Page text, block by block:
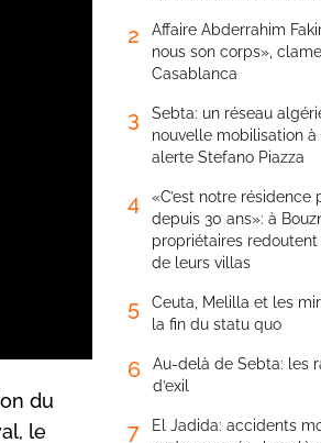
du
le
2
Affaire Abderrahim
nous son corps»,
Casablanca
3
Sebta: un réseau
nouvelle mobilisation à
alerte Stefano Piazza
4
«C’est notre résidence
depuis 30 ans»: à
propriétaires
de leurs villas
5
Ceuta, Melilla et les
la fin du statu quo
6
Au-delà de Sebta: les
d’exil
7
El Jadida: accidents